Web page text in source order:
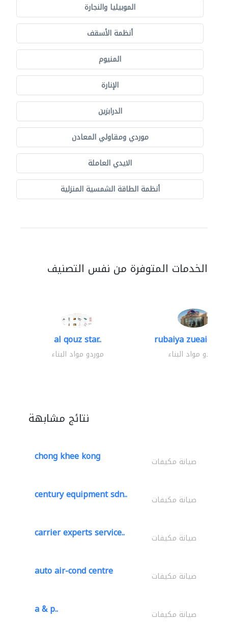
الموبيليا والنجارة
أنظمة الأسقف
المنيوم
الإنارة
الدرابزين
موردي ومقاولي المعادن
الايدي العاملة
أنظمة الطاقة الشمسية المنزلية
الخدمات المتوفرة من نفس التصنيف
al qouz star..
موردو مواد البناء
rubaiya zueaid
موردو مواد البناء
نتائج مشابهة
chong khee kong صيانة مكيفات
century equipment sdn.. صيانة مكيفات
carrier experts service.. صيانة مكيفات
auto air-cond centre صيانة مكيفات
a & p.. صيانة مكيفات